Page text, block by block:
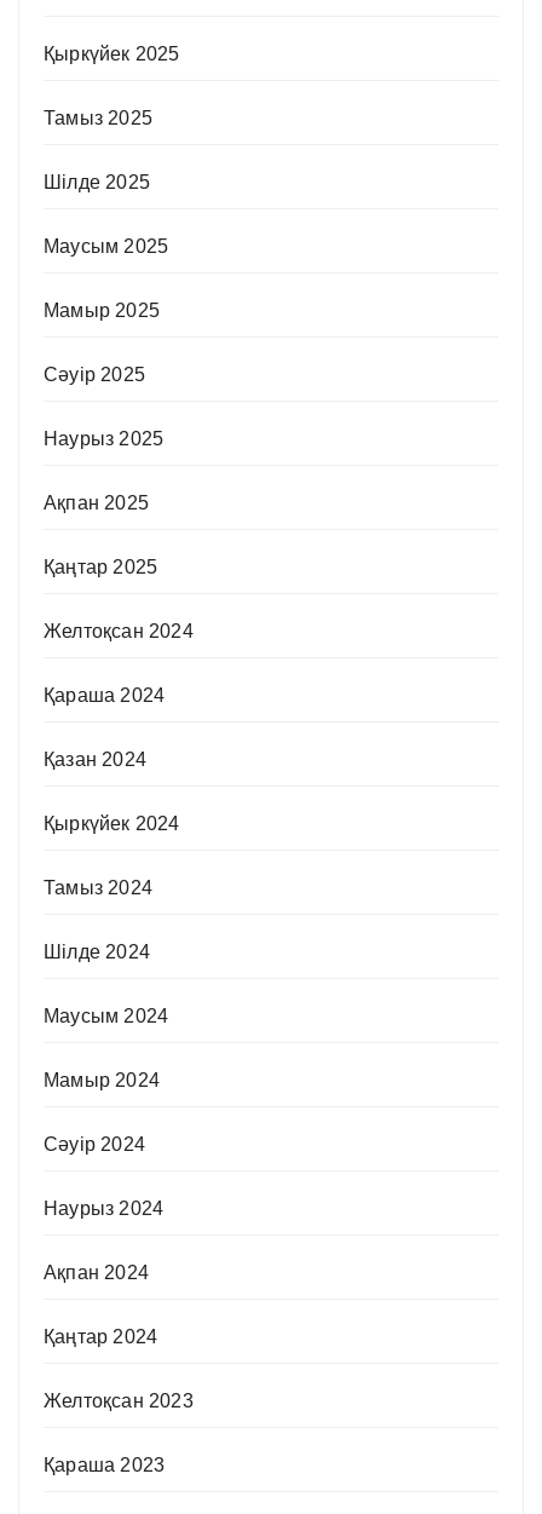
Қыркүйек 2025
Тамыз 2025
Шілде 2025
Маусым 2025
Мамыр 2025
Сәуір 2025
Наурыз 2025
Ақпан 2025
Қаңтар 2025
Желтоқсан 2024
Қараша 2024
Қазан 2024
Қыркүйек 2024
Тамыз 2024
Шілде 2024
Маусым 2024
Мамыр 2024
Сәуір 2024
Наурыз 2024
Ақпан 2024
Қаңтар 2024
Желтоқсан 2023
Қараша 2023